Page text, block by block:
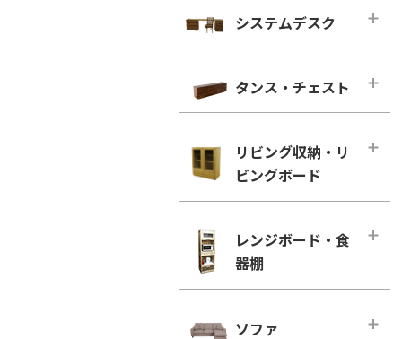
6人用
シンプルタイプ
ウォールナット
ホワイトオーク
ブラックチェリー
ホワイトオーク
ホワイトアッシュ
ダイニングチェア
ブラックチェリー
ホワイトオーク
ホワイトアッシュ
リビングチェア
デスクチェア・オフィスチェア
ベンチ
ウォールナット
ブラックチェリー
システムデスク
■幅160cm
幅160cm－奥行き60cm
■幅180cm
幅180cm－奥行き46cm
幅180cm－奥行き60cm
■幅200cm
幅200cm－奥行き46cm
幅200cm－奥行き60cm
タンス・チェスト
ローチェスト
幅100cm未満
幅150cm～200cm未満
幅200cm以上
ブラックチェリー
リビング収納・リ
ビングボード
インページ
キャビネット・サイドボード
ウォールナット
ブラックチェリー
レンジボード・食
器棚
ジ
ソファ